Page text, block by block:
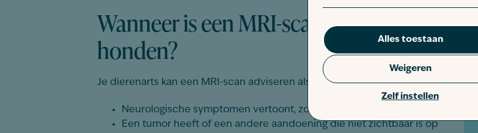
Alles toestaan
Zelf instellen
Weigeren
Wanneer is een MRI-scan nodig bij
honden?
Je dierenarts kan een MRI-scan adviseren als je hond:
Neurologische symptomen vertoont, zoals
Een tumor heeft of een andere aandoening die niet zichtbaar is op